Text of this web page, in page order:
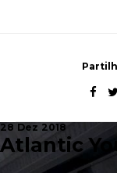
28 Dez 2018
Atlantic